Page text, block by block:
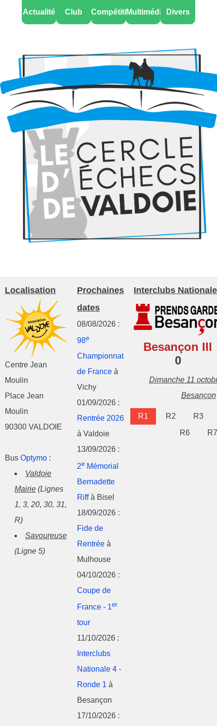
Actualité Club CompétitionsMultimédia Divers
Localisation
Centre Jean
Moulin
Place Jean
Moulin
90300 VALDOIE
Bus Optymo :
Valdoie
Mairie (Lignes
1, 3, 20, 30, 31,
R)
Savoureuse
(Ligne 5)
Prochaines
dates
08/08/2026 :
98e
Championnat
de France à
Vichy
01/09/2026 :
Rentrée 2026
à Valdoie
13/09/2026 :
2e Mémorial
Bernadette
Riffà Bisel
18/09/2026 :
Fide de
Rentrée à
Mulhouse
04/10/2026 :
Coupe de
France - 1er
tour
11/10/2026 :
Interclubs
Nationale 4 -
Ronde 1 à
Besançon
17/10/2026 :
Interclubs
Besançon III
0
Dimanche 11
Besançon
R1 R2
R3
R6
R7